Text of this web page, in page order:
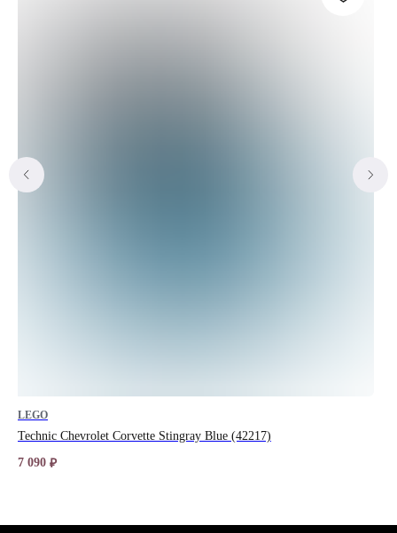
Technic Chevrolet Corvette Stingray Blue (42217)
LEGO
7 090 ₽